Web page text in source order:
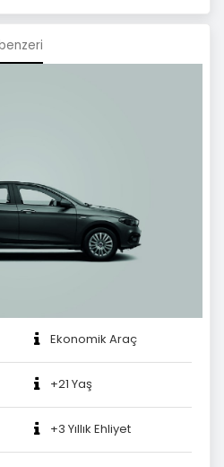
Ekonomik Araç
+21 Yaş
+3 Yıllık Ehliyet